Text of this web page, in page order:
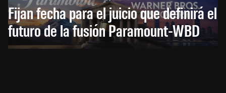
Fijan fecha para el juicio que definirá el
futuro de la fusión Paramount-WBD